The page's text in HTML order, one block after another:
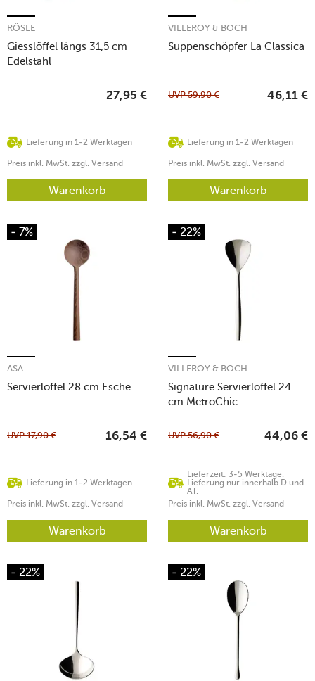
Giesslöffel längs 31,5 cm
Edelstahl
RÖSLE
Lieferung in 1-2 Werktagen
27,95 €
Preis inkl. MwSt. zzgl. Versand
Warenkorb
Suppenschöpfer La Classica
VILLEROY & BOCH
Lieferung in 1-2 Werktagen
UVP59,90 € 46,11 €
Preis inkl. MwSt. zzgl. Versand
Warenkorb
- 7%
Servierlöffel 28 cm Esche
ASA
Lieferung in 1-2 Werktagen
UVP17,90 € 16,54 €
Preis inkl. MwSt. zzgl. Versand
Warenkorb
- 22%
Signature Servierlöffel 24
cm MetroChic
VILLEROY & BOCH
Lieferzeit: 3-5 Werktage.
Lieferung nur innerhalb D und
AT.
UVP56,90 € 44,06 €
Preis inkl. MwSt. zzgl. Versand
Warenkorb
- 22% - 22%